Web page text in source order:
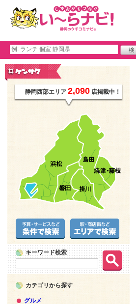
静岡西部エリア 2,090店掲載中！
キーワード検索
カテゴリから探す
グルメ
めちゃウマ！
る！カレー特集
めちゃウマ！
ふわとろオムライス特